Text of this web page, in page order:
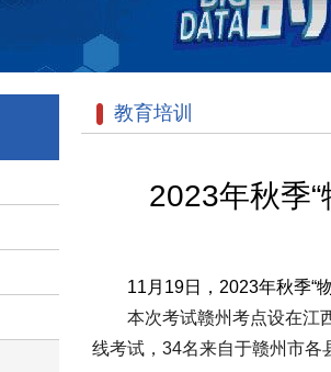
教育培训
2023年秋季
11月19日，2023年秋季“
本次考试赣州考点设在江
线考试，34名来自于赣州市各